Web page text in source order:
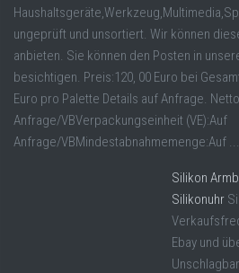
ungeprüft und unsortiert. Wir können
anbieten. Sie können den Posten in
besichtigen. Preis:120, 00 Euro bei
Euro pro Palette Details auf Anfrage.
Anfrage/VBVerpackungseinheit (VE):Auf
Anfrage/VBMindestabnahmemenge:Auf ...
Silikon
Silikonuhr
Ebay und